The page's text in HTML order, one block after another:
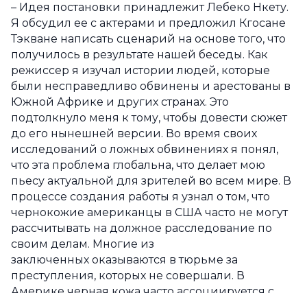
– Идея постановки принадлежит Лебеко Нкету.
Я обсудил ее с актерами и предложил Кгосане
Тэкване написать сценарий на основе того, что
получилось в результате нашей беседы. Как
режиссер я изучал истории людей, которые
были несправедливо обвинены и арестованы в
Южной Африке и других странах. Это
подтолкнуло меня к тому, чтобы довести сюжет
до его нынешней версии. Во время своих
исследований о ложных обвинениях я понял,
что эта проблема глобальна, что делает мою
пьесу актуальной для зрителей во всем мире. В
процессе создания работы я узнал о том, что
чернокожие американцы в США часто не могут
рассчитывать на должное расследование по
своим делам. Многие из
заключенных оказываются в тюрьме за
преступления, которых не совершали. В